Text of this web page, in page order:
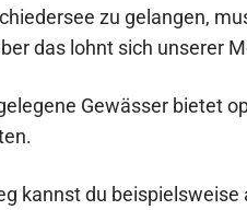
zu gelangen,
das lohnt sich unserer
Gewässer bietet
kannst du